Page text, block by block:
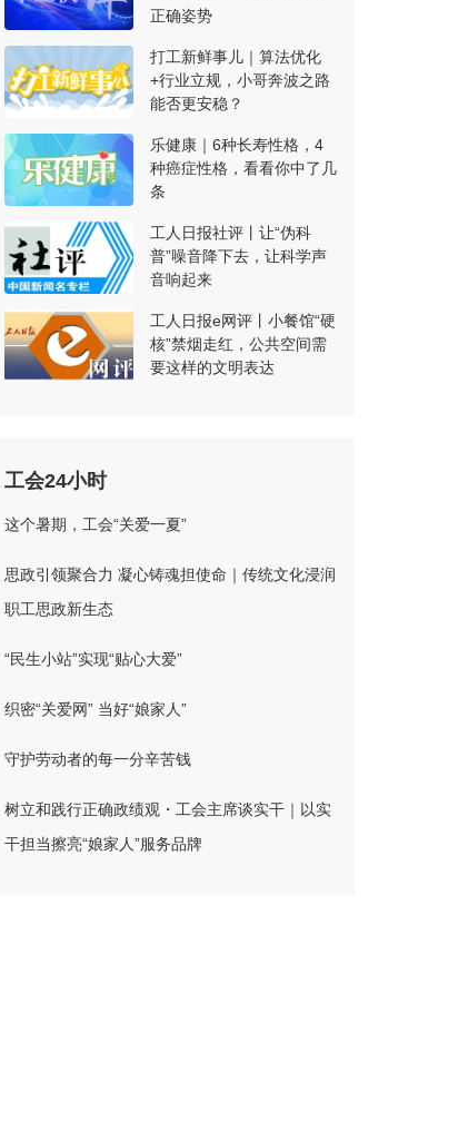
正确姿势
打工新鲜事儿｜算法优化
+行业立规，小哥奔波之路
能否更安稳？
乐健康｜6种长寿性格，4
种癌症性格，看看你中了几
条
工人日报社评丨让“伪科
普”噪音降下去，让科学声
音响起来
工人日报e网评丨小餐馆“硬
核”禁烟走红，公共空间需
要这样的文明表达
工会24小时
这个暑期，工会“关爱一夏”
思政引领聚合力 凝心铸魂担使命｜传统文化浸润
职工思政新生态
“民生小站”实现“贴心大爱”
织密“关爱网” 当好“娘家人”
守护劳动者的每一分辛苦钱
树立和践行正确政绩观・工会主席谈实干｜以实
干担当擦亮“娘家人”服务品牌